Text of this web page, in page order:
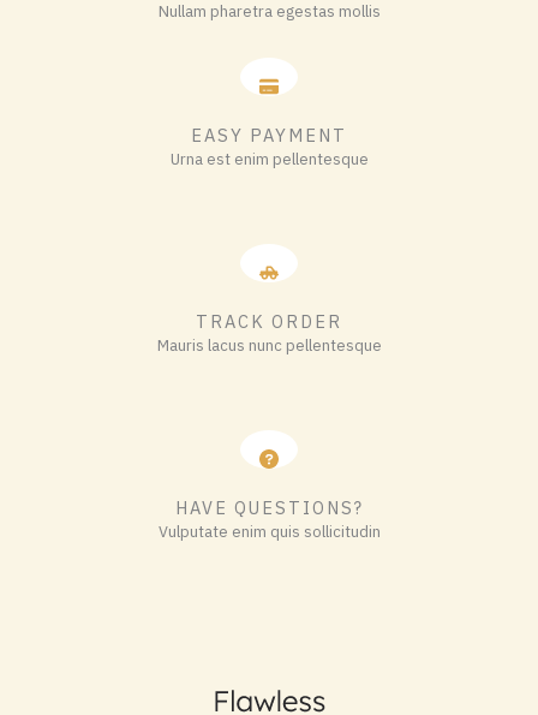
Nullam pharetra egestas mollis​
EASY PAYMENT
Urna est enim pellentesque
TRACK ORDER
Mauris lacus nunc pellentesque
HAVE QUESTIONS?
Vulputate enim quis sollicitudin